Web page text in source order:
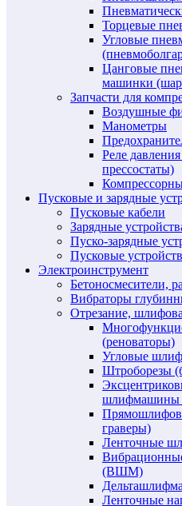
Торцевые
Угловые
Цанговые
машинки
Запчасти для
Воздушные
Манометры
Реле
прессостаты)
Пусковые и зарядные
Пусковые кабели
Зарядные
Пуско-зарядные
Пусковые
Электроинструмент
Бетоносмесители,
Вибраторы
Отрезание,
(реноваторы)
Угловые
Штроборезы
граверы)
Ленточные
(ВШМ)
Ленточные